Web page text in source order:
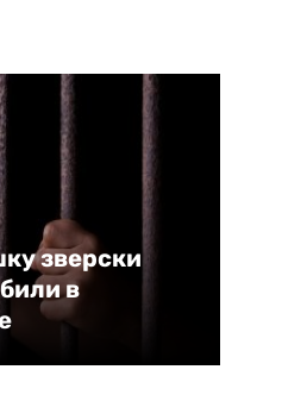
зверски
в